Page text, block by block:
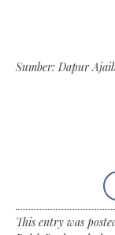
Sumber: Dapur
This entry was